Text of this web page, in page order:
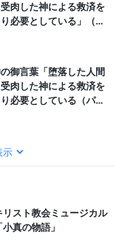
肉した神による救済を
必要としている」（パ
御言葉「堕落した人間
肉した神による救済を
必要としている（パー
示
リスト教会ミュージカル
小真の物語」